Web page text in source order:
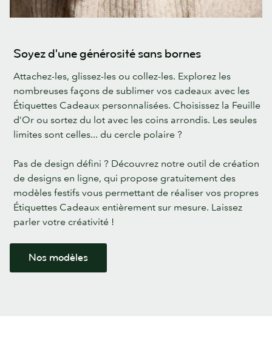
Soyez d'une générosité sans bornes
Attachez-les, glissez-les ou collez-les. Explorez les
nombreuses façons de sublimer vos cadeaux avec les
Étiquettes Cadeaux personnalisées. Choisissez la Feuille
d’Or ou sortez du lot avec les coins arrondis. Les seules
limites sont celles... du cercle polaire ?
Pas de design défini ? Découvrez notre outil de création
de designs en ligne, qui propose gratuitement des
modèles festifs vous permettant de réaliser vos propres
Étiquettes Cadeaux entièrement sur mesure. Laissez
parler votre créativité !
Nos modèles